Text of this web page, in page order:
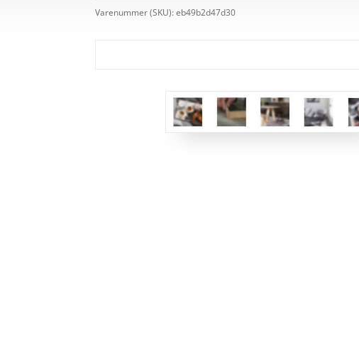
Varenummer (SKU):eb49b2d47d30